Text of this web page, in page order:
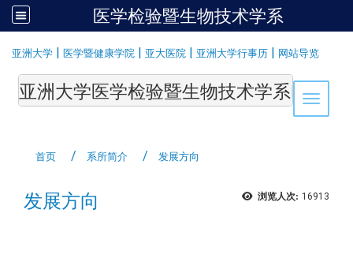
医学检验暨生物技术学系
亚洲大学 | 医学暨健康学院 | 亚大医院 | 亚洲大学行事历 | 网站导览
Toggle
亚洲大学医学检验暨生物技术学系
首页 系所简介 发展方向
浏览人次: 16913
发展方向